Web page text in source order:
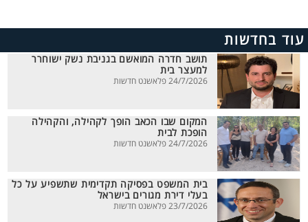
עוד בחדשות
תושב חדרה המואשם בגניבת נשק ישוחרר
למעצר בית
24/7/2026 פלאשנט חדשות
המקום שבו הכאב הופך לקהילה, והקהילה
הופכת לבית
24/7/2026 פלאשנט חדשות
בית המשפט בפסיקה תקדימית שתשפיע על כל
בעלי דירת מגורים בישראל
23/7/2026 פלאשנט חדשות